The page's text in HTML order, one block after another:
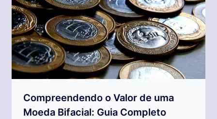
Compreendendo o Valor de uma
Moeda Bifacial: Guia Completo